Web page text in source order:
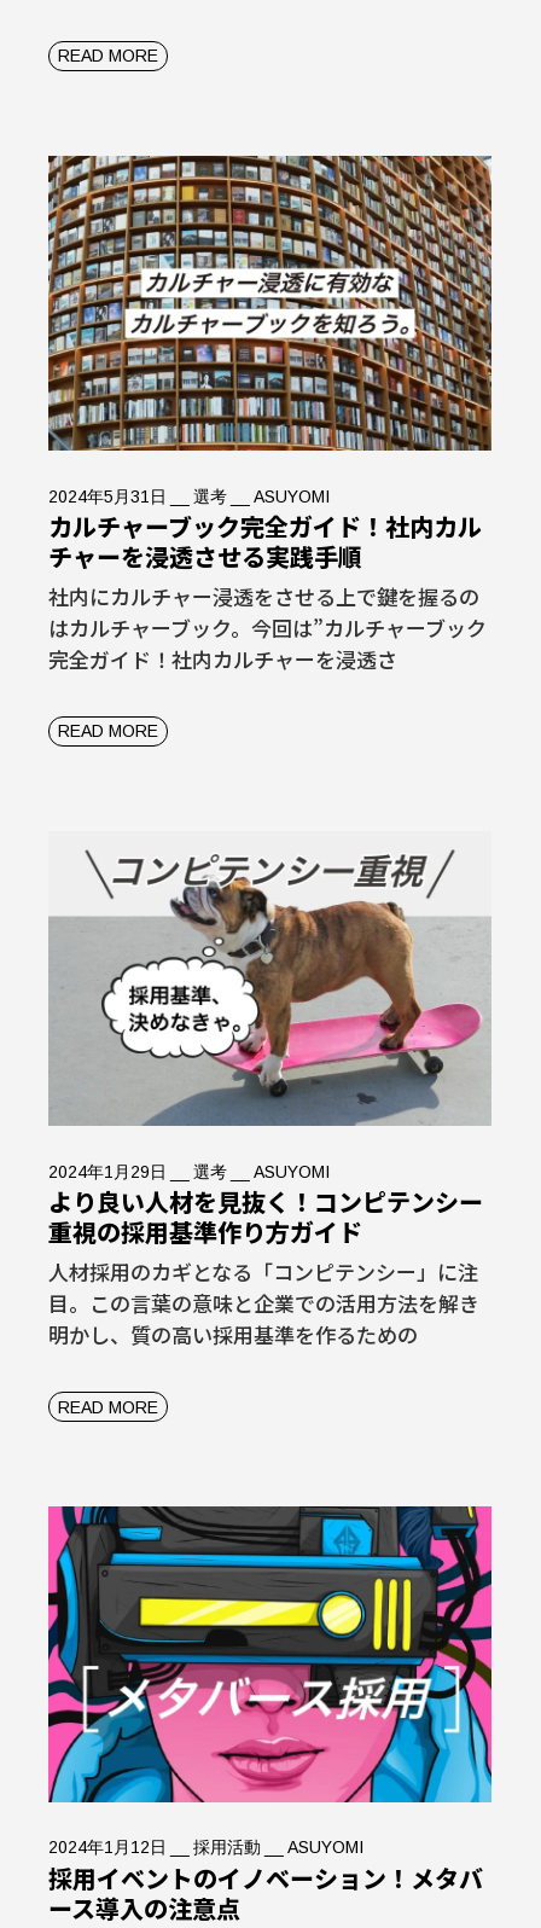
READ MORE
2024年5月31日 選考 ASUYOMI
カルチャーブック完全ガイド！社内カル
チャーを浸透させる実践手順
社内にカルチャー浸透をさせる上で鍵を握るの
はカルチャーブック。今回は”カルチャーブック
完全ガイド！社内カルチャーを浸透さ
READ MORE
2024年1月29日 選考 ASUYOMI
より良い人材を見抜く！コンピテンシー
重視の採用基準作り方ガイド
人材採用のカギとなる「コンピテンシー」に注
目。この言葉の意味と企業での活用方法を解き
明かし、質の高い採用基準を作るための
READ MORE
2024年1月12日 採用活動 ASUYOMI
採用イベントのイノベーション！メタバ
ース導入の注意点